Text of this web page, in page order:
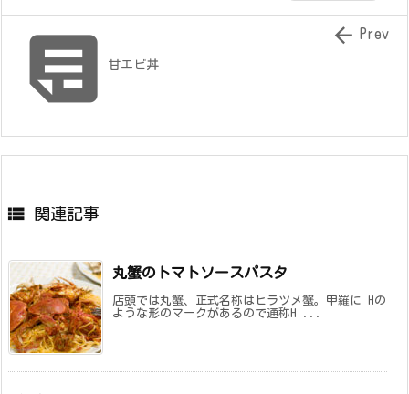
甘エビ丼
 Prev
 関連記事
丸蟹のトマトソースパスタ
店頭では丸蟹、正式名称はヒラツメ蟹。甲羅に Hの
ような形のマークがあるので通称H ...